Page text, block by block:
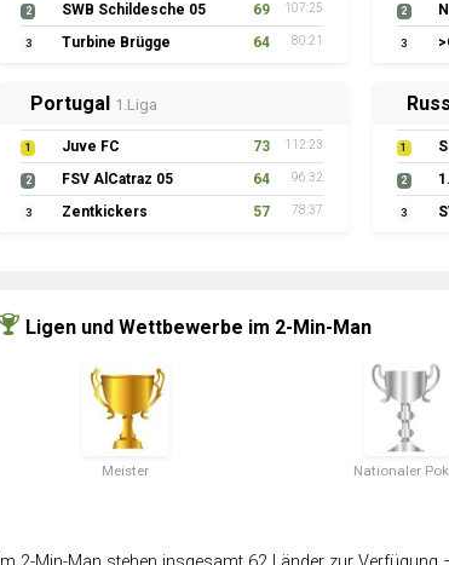
2 SWB Schildesche 05 69 107:25
3 Turbine Brügge 64 80:21
2
3
Portugal 1.Liga
1 Juve FC 73 112:23
2 FSV AlCatraz 05 64 96:32
3 Zentkickers 57 78:37
1
2
3
Ligen und Wettbewerbe im 2-Min-Man
Meister Nationaler